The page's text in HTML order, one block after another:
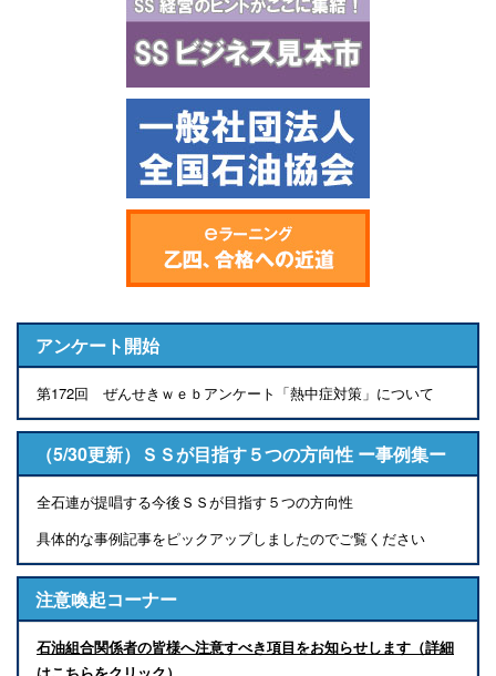
アンケート開始
第172回 ぜんせきｗｅｂアンケート「熱中症対策」について
（5/30更新）ＳＳが目指す５つの方向性 ー事例集ー
全石連が提唱する今後ＳＳが目指す５つの方向性
具体的な事例記事をピックアップしましたのでご覧ください
注意喚起コーナー
石油組合関係者の皆様へ注意すべき項目をお知らせします（詳細